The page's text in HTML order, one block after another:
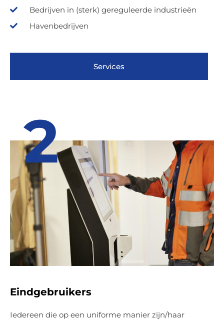
Bedrijven in (sterk) gereguleerde industrieën
Havenbedrijven
Services
Eindgebruikers
Iedereen die op een uniforme manier zijn/haar
2